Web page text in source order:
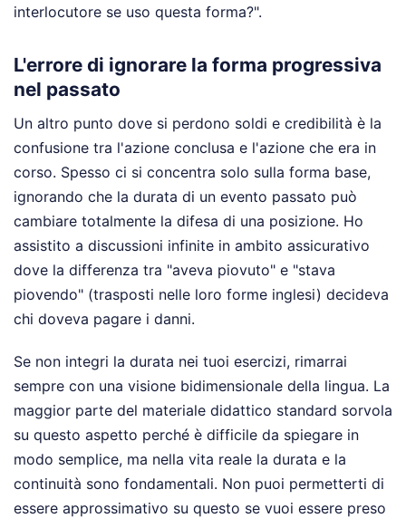
interlocutore se uso questa forma?".
L'errore di ignorare la forma progressiva
nel passato
Un altro punto dove si perdono soldi e credibilità è la
confusione tra l'azione conclusa e l'azione che era in
corso. Spesso ci si concentra solo sulla forma base,
ignorando che la durata di un evento passato può
cambiare totalmente la difesa di una posizione. Ho
assistito a discussioni infinite in ambito assicurativo
dove la differenza tra "aveva piovuto" e "stava
piovendo" (trasposti nelle loro forme inglesi) decideva
chi doveva pagare i danni.
Se non integri la durata nei tuoi esercizi, rimarrai
sempre con una visione bidimensionale della lingua. La
maggior parte del materiale didattico standard sorvola
su questo aspetto perché è difficile da spiegare in
modo semplice, ma nella vita reale la durata e la
continuità sono fondamentali. Non puoi permetterti di
essere approssimativo su questo se vuoi essere preso